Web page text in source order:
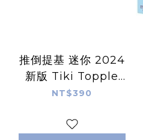
推倒提基 迷你 2024
新版 Tiki Topple
Mini 繁體中文版
NT$390